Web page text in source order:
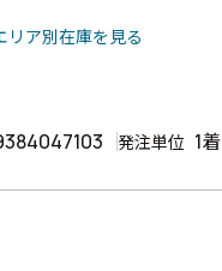
リア別在庫を見る
発注単位 1着